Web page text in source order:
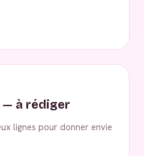
à rédiger
lignes pour donner envie